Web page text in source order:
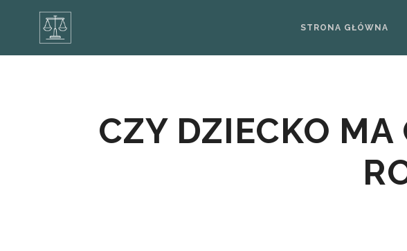
STRONA GŁÓWNA
CZY DZIECKO